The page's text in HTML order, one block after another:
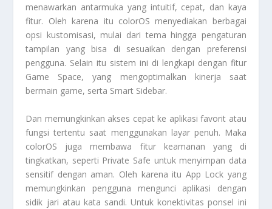
menawarkan antarmuka yang intuitif, cepat, dan kaya
fitur. Oleh karena itu colorOS menyediakan berbagai
opsi kustomisasi, mulai dari tema hingga pengaturan
tampilan yang bisa di sesuaikan dengan preferensi
pengguna. Selain itu sistem ini di lengkapi dengan fitur
Game Space, yang mengoptimalkan kinerja saat
bermain game, serta Smart Sidebar.
Dan memungkinkan akses cepat ke aplikasi favorit atau
fungsi tertentu saat menggunakan layar penuh. Maka
colorOS juga membawa fitur keamanan yang di
tingkatkan, seperti Private Safe untuk menyimpan data
sensitif dengan aman. Oleh karena itu App Lock yang
memungkinkan pengguna mengunci aplikasi dengan
sidik jari atau kata sandi. Untuk konektivitas ponsel ini